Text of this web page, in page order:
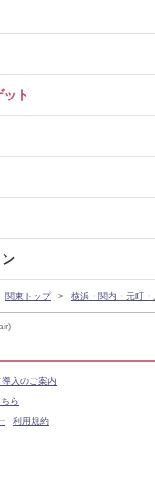
ト
関東トップ 横浜・関内・元町
入のご案内
ら
利用規約